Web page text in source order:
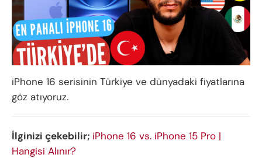
iPhone 16 serisinin Türkiye ve dünyadaki fiyatlarına
göz atıyoruz.
İlginizi çekebilir; iPhone 16 vs. iPhone 15 Pro |
Hangisi Alınır?